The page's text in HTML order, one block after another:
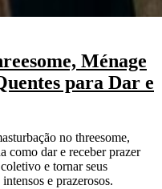
Ménage
para Dar e
no threesome,
como dar e receber prazer
e tornar seus
e prazerosos.